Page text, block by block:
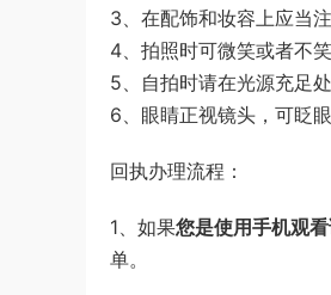
3、在配饰和妆容上应当
4、拍照时可微笑或者不
5、自拍时请在光源充足
6、眼睛正视镜头，可眨
回执办理流程：
1、如果您是使用手机观
单。